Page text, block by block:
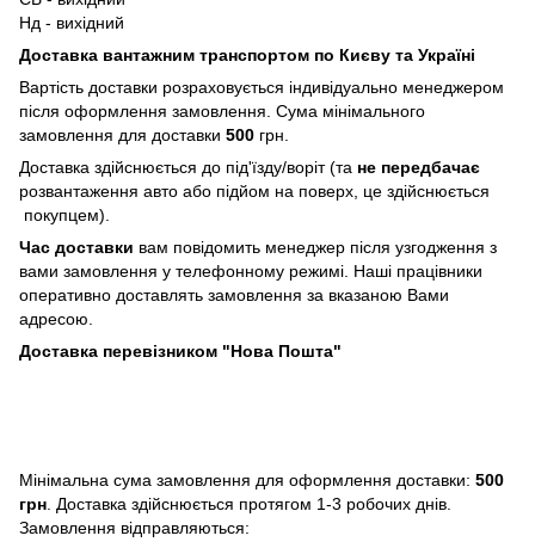
Нд - вихідний
Доставка вантажним транспортом по Києву та Україні
Вартість доставки розраховується індивідуально менеджером
після оформлення замовлення. Сума мінімального
замовлення для доставки 500 грн.
Доставка здійснюється до під'їзду/воріт (та не передбачає
розвантаження авто або підйом на поверх, це здійснюється
покупцем).
Час доставки вам повідомить менеджер після узгодження з
вами замовлення у телефонному режимі. Наші працівники
оперативно доставлять замовлення за вказаною Вами
адресою.
Доставка перевізником "Нова Пошта"
Мінімальна сума замовлення для оформлення доставки: 500
грн . Доставка здійснюється протягом 1-3 робочих днів.
Замовлення відправляються: